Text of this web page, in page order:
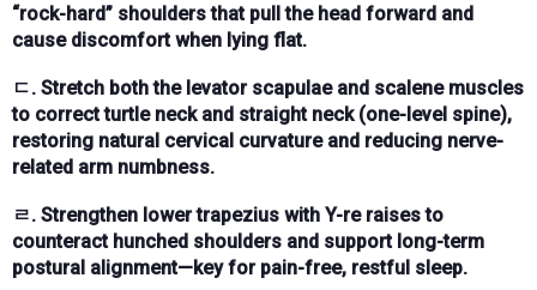
“rock-hard” shoulders that pull the head forward and
cause discomfort when lying flat.
ㄷ. Stretch both the levator scapulae and scalene muscles
to correct turtle neck and straight neck (one-level spine),
restoring natural cervical curvature and reducing nerve-
related arm numbness.
ㄹ. Strengthen lower trapezius with Y-re raises to
counteract hunched shoulders and support long-term
postural alignment—key for pain-free, restful sleep.